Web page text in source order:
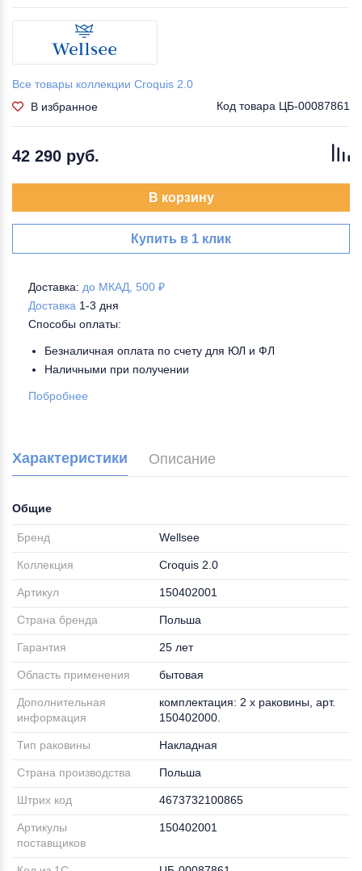
Все товары коллекции Croquis 2.0
В избранное
Код товара ЦБ-00087861
42 290 руб.
В корзину
Купить в 1 клик
Доставка: до МКАД, 500 ₽
Доставка 1-3 дня
Способы оплаты:
Безналичная оплата по счету для ЮЛ и ФЛ
Наличными при получении
Побробнее
Характеристики Описание
Общие
Бренд Wellsee
Коллекция Croquis 2.0
Артикул 150402001
Страна бренда Польша
Гарантия 25 лет
Область применения бытовая
Дополнительная
информация
комплектация: 2 x раковины, арт.
150402000.
Тип раковины Накладная
Страна производства Польша
Штрих код 4673732100865
Артикулы
поставщиков
150402001